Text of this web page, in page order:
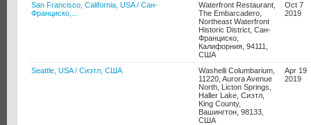
San Francisco, California, USA / Сан-
Франциско,...
Waterfront Restaurant,
The Embarcadero,
Northeast Waterfront
Historic District, Сан-
Франциско,
Калифорния, 94111,
США
Oct 7
2019
Seattle, USA / Сиэтл, США
Washelli Columbarium,
11220, Aurora Avenue
North, Licton Springs,
Haller Lake, Сиэтл,
King County,
Вашингтон, 98133,
США
Apr 19
2019